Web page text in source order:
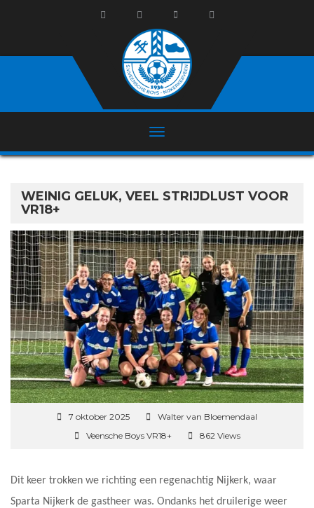
WEINIG GELUK, VEEL STRIJDLUST VOOR
VR18+
7 oktober 2025
Walter van Bloemendaal
Veensche Boys VR18+
862 Views
Dit keer trokken we richting een regenachtig Nijkerk, waar
Sparta Nijkerk de gastheer was. Ondanks het druilerige weer